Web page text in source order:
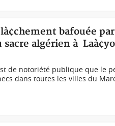
bafouée
algérien à
de notoriété publique que le
dans toutes les villes du